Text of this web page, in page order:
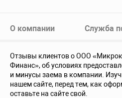
О компании Служба
Отзывы клиентов о ООО
Финанс», об условиях
и минусы заема в компании.
нашем сайте, перед тем, как
оставьте на сайте свой.